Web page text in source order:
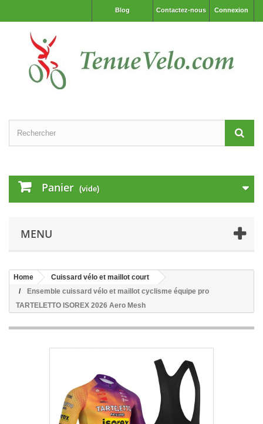
Connexion
Contactez-nous
Blog
Panier (vide)
MENU
Home
Cuissard vélo et maillot court
Ensemble cuissard vélo et maillot cyclisme équipe pro
TARTELETTO ISOREX 2026 Aero Mesh